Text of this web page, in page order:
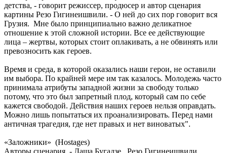
детства, - говорит режиссер, продюсер и автор сценария
картины Резо Гигинеишвили. - О ней до сих пор говорит вся
Грузия. Мне было принципиально важно деликатное
отношение к этой сложной истории. Все ее действующие
лица – жертвы, которых стоит оплакивать, а не обвинять или
превозносить как героев.
Время и среда, в которой оказались наши герои, не оставили
им выбора. По крайней мере им так казалось. Молодежь часто
принимала атрибуты западной жизни за свободу только
потому, что это был запретный плод, который сам по себе
кажется свободой. Действия наших героев нельзя оправдать.
Можно лишь попытаться их проанализировать. Перед нами
античная трагедия, где нет правых и нет виноватых".
«Заложники» (Hostages)
Авторы сценария - Лаша Бугадзе, Резо Гигинеишвили.